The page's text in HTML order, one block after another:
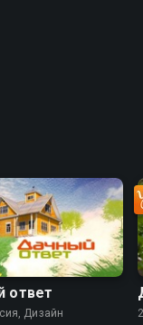
ответ
Дизайн